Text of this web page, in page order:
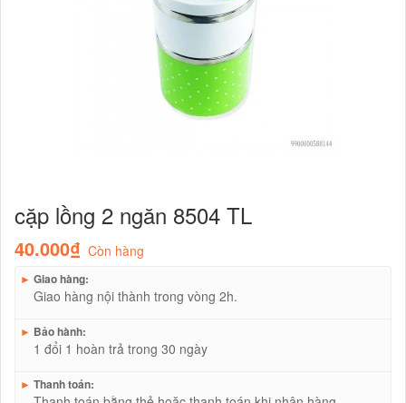
cặp lồng 2 ngăn 8504 TL
40.000₫ Còn hàng
► Giao hàng:
Giao hàng nội thành trong vòng 2h.
► Bảo hành:
1 đổi 1 hoàn trả trong 30 ngày
► Thanh toán: